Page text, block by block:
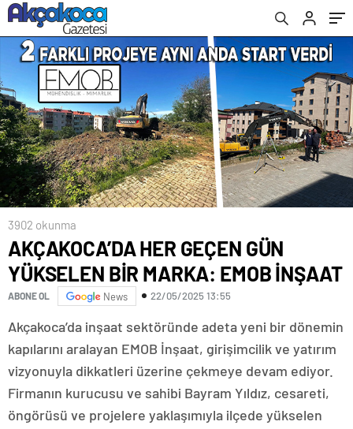
3902 okunma
AKÇAKOCA’DA HER GEÇEN GÜN
YÜKSELEN BİR MARKA: EMOB İNŞAAT
ABONE OL News 22/05/2025 13:55
Akçakoca’da inşaat sektöründe adeta yeni bir dönemin
kapılarını aralayan EMOB İnşaat, girişimcilik ve yatırım
vizyonuyla dikkatleri üzerine çekmeye devam ediyor.
Firmanın kurucusu ve sahibi Bayram Yıldız, cesareti,
öngörüsü ve projelere yaklaşımıyla ilçede yükselen